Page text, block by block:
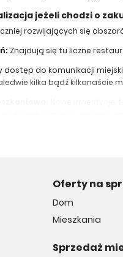
jeżeli chodzi o
rozwijających się
Znajdują się tu liczne
dostęp do komunikacji
kilka bądź kilkanaście
dla miłośników historii,
i najbardziej
Oferty na
Dom
Mieszkania
Sprzedaż